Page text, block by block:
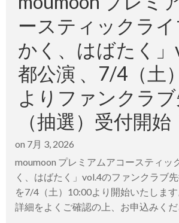
ースティックラ
かく、はばたく」
都公演 、7/4（土
よりファンクラ
（抽選）受付開始
on 7月 3, 2026
moumoon プレミアムアコースティッ
く、はばたく」vol.4のファンクラブ
を7/4（土）10:00より開始いたします
詳細をよくご確認の上、お申込みくだ